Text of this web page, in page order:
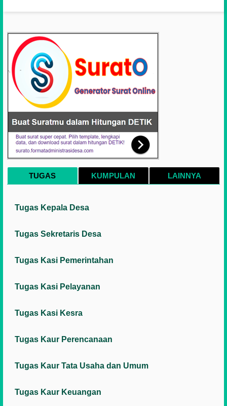
TUGAS KUMPULAN LAINNYA
Tugas Kepala Desa
Tugas Sekretaris Desa
Tugas Kasi Pemerintahan
Tugas Kasi Pelayanan
Tugas Kasi Kesra
Tugas Kaur Perencanaan
Tugas Kaur Tata Usaha dan Umum
Tugas Kaur Keuangan